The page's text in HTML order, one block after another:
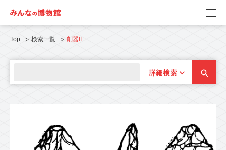
Top 検索一覧 削器II
詳細検索